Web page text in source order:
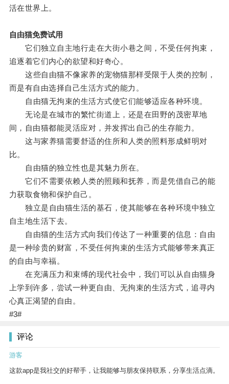
活在世界上。
自由猫免费试用
它们独立自主地行走在大街小巷之间，不受任何拘束，
追逐着它们内心的欲望和好奇心。
这些自由猫不像家养的宠物猫那样受限于人类的控制，
而是有自由选择自己生活方式的能力。
自由猫无拘束的生活方式使它们能够适应各种环境。
无论是在城市的繁忙街道上，还是在田野的茂密草地
间，自由猫都能灵活应对，并发挥出自己的生存能力。
这与家养猫需要舒适的住所和人类的照料形成鲜明对
比。
自由猫的独立性也是其魅力所在。
它们不需要依赖人类的照顾和抚养，而是凭借自己的能
力获取食物和保护自己。
独立是自由猫生活的基石，使其能够在各种环境中独立
自主地生活下去。
自由猫的生活方式向我们传达了一种重要的信息：自由
是一种珍贵的财富，不受任何拘束的生活方式能够带来真正
的自由与幸福。
在充满压力和束缚的现代社会中，我们可以从自由猫身
上学到许多，尝试一种更自由、无拘束的生活方式，追寻内
心真正渴望的自由。
#3#
评论
游客
这款app是我社交的好帮手，让我能够与朋友保持联系，分享生活点滴。